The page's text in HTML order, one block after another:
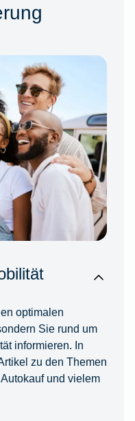
optimalen
Sie rund um
informieren. In
zu den Themen
und vielem